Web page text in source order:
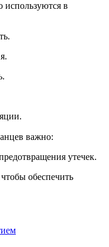
в
важно:
утечек.
обеспечить